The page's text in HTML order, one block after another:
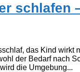
schlafen
das Kind
der Bedarf nach
die Umgebung...